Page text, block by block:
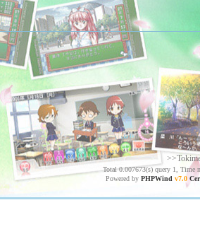
Total 0.007673(s) query 1, Time
Powered by PHPWind v7.0